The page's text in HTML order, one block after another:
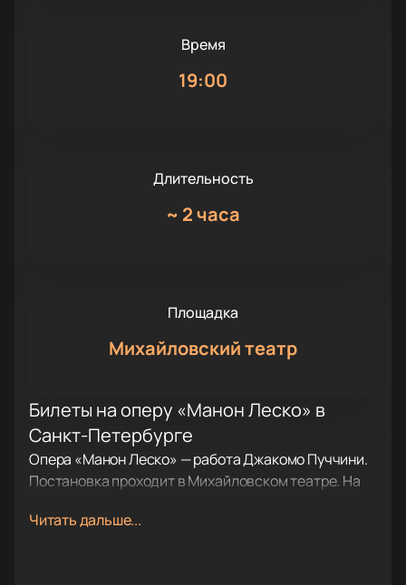
Время
19:00
Длительность
~ 2 часа
Площадка
Михайловский театр
Билеты на оперу «Манон Леско» в
Санкт-Петербурге
Опера «Манон Леско» — работа Джакомо Пуччини.
Постановка проходит в Михайловском театре. На
«Манон Леско» и выбрать места в зале с помощью
Читать дальше...